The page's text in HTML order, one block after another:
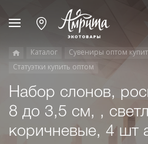
Каталог
Сувениры оптом
Статуэтки купить оптом
Набор слонов,
8 до 3,5 см, ,
коричневые, 4 шт